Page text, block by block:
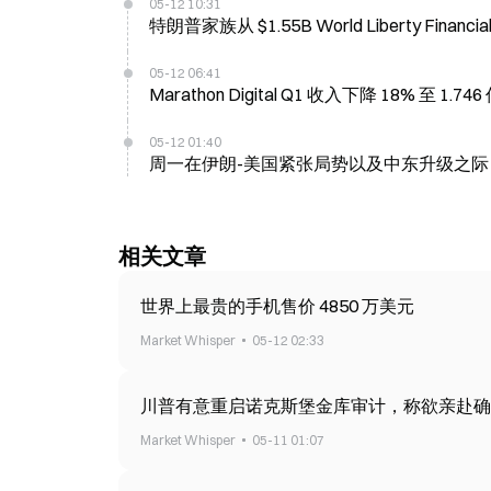
05-12 10:31
特朗普家族从 $1.55B World Liberty
05-12 06:41
Marathon Digital Q1 收入下降 18% 至
05-12 01:40
周一在伊朗-美国紧张局势以及中东升级之
相关文章
世界上最贵的手机售价 4850 万美元
Market Whisper 05-12 02:33
川普有意重启诺克斯堡金库审计，称欲亲赴
Market Whisper 05-11 01:07